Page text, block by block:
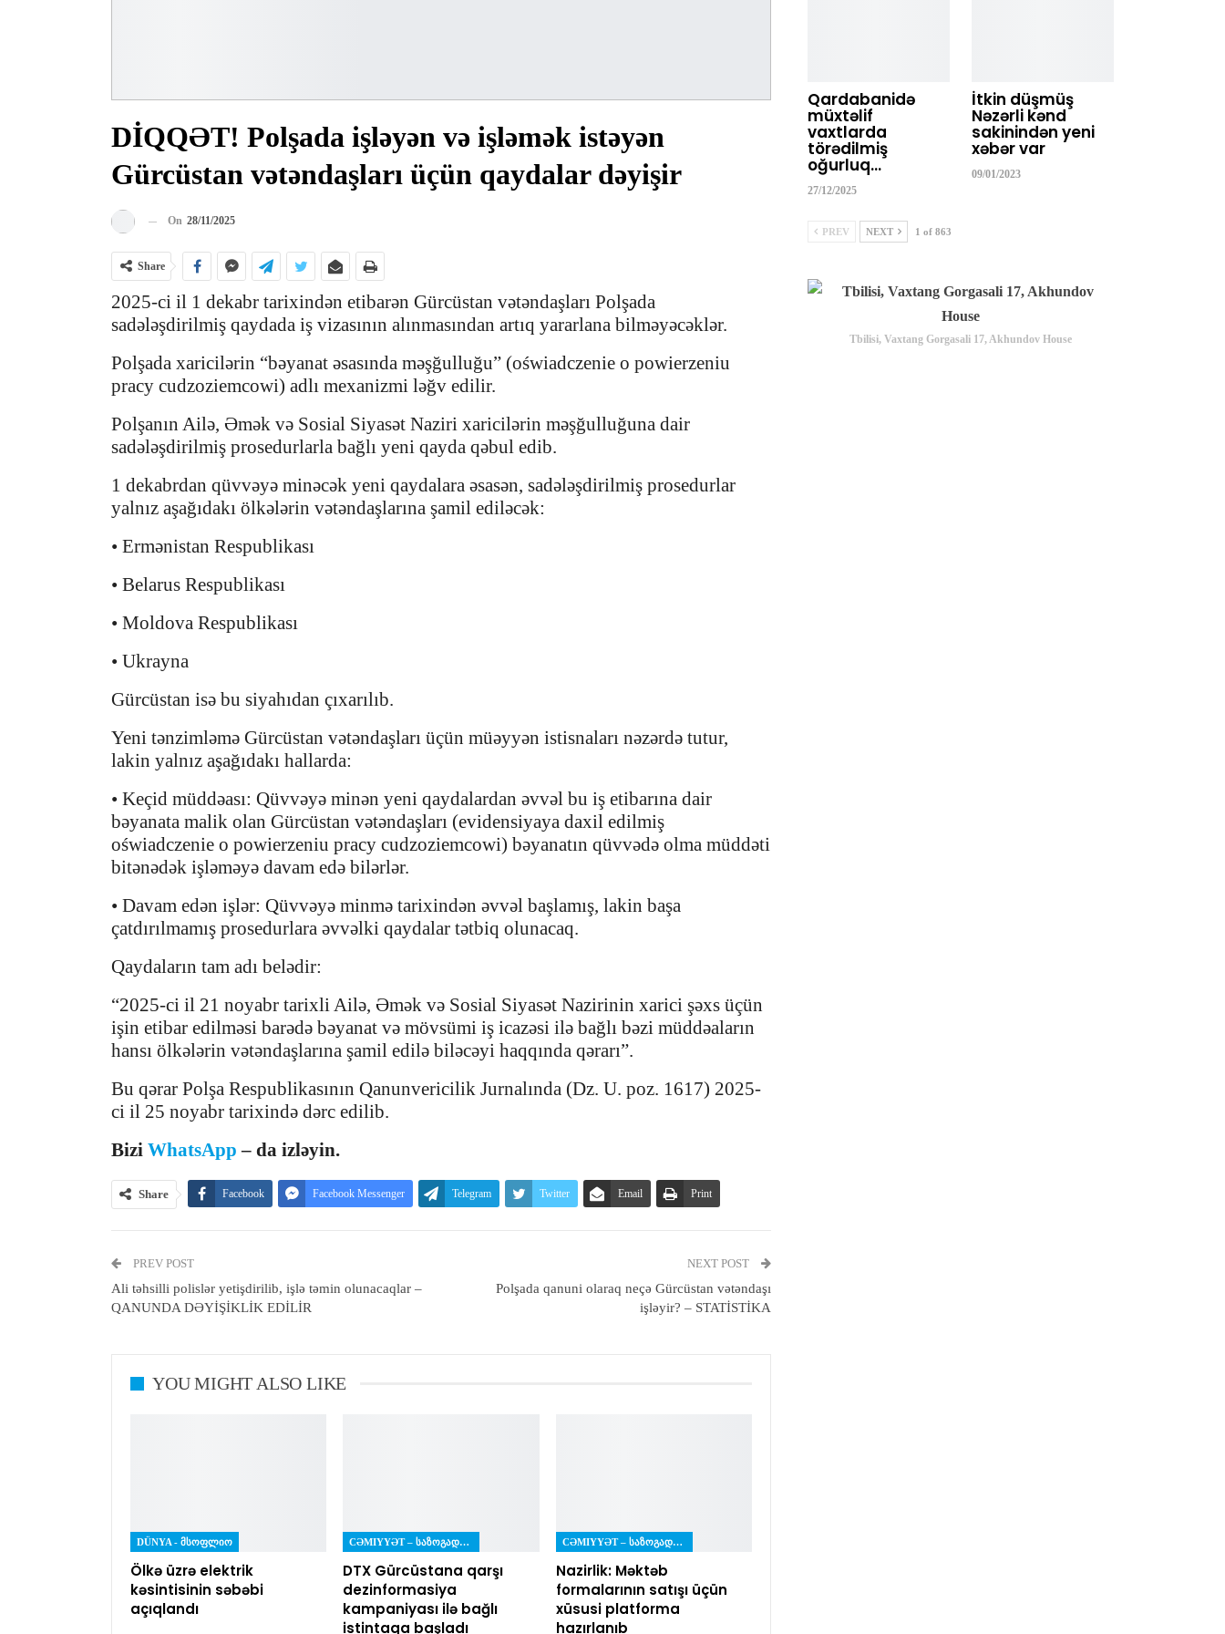
DİQQƏT! Polşada işləyən və işləmək istəyən
Gürcüstan vətəndaşları üçün qaydalar dəyişir
On 28/11/2025
Share
2025-ci il 1 dekabr tarixindən etibarən Gürcüstan vətəndaşları Polşada
sadələşdirilmiş qaydada iş vizasının alınmasından artıq yararlana bilməyəcəklər.
Polşada xaricilərin “bəyanat əsasında məşğulluğu” (oświadczenie o powierzeniu
pracy cudzoziemcowi) adlı mexanizmi ləğv edilir.
Polşanın Ailə, Əmək və Sosial Siyasət Naziri xaricilərin məşğulluğuna dair
sadələşdirilmiş prosedurlarla bağlı yeni qayda qəbul edib.
1 dekabrdan qüvvəyə minəcək yeni qaydalara əsasən, sadələşdirilmiş prosedurlar
yalnız aşağıdakı ölkələrin vətəndaşlarına şamil ediləcək:
• Ermənistan Respublikası
• Belarus Respublikası
• Moldova Respublikası
• Ukrayna
Gürcüstan isə bu siyahıdan çıxarılıb.
Yeni tənzimləmə Gürcüstan vətəndaşları üçün müəyyən istisnaları nəzərdə tutur,
lakin yalnız aşağıdakı hallarda:
• Keçid müddəası: Qüvvəyə minən yeni qaydalardan əvvəl bu iş etibarına dair
bəyanata malik olan Gürcüstan vətəndaşları (evidensiyaya daxil edilmiş
oświadczenie o powierzeniu pracy cudzoziemcowi) bəyanatın qüvvədə olma müddəti
bitənədək işləməyə davam edə bilərlər.
• Davam edən işlər: Qüvvəyə minmə tarixindən əvvəl başlamış, lakin başa
çatdırılmamış prosedurlara əvvəlki qaydalar tətbiq olunacaq.
Qaydaların tam adı belədir:
“2025-ci il 21 noyabr tarixli Ailə, Əmək və Sosial Siyasət Nazirinin xarici şəxs üçün
işin etibar edilməsi barədə bəyanat və mövsümi iş icazəsi ilə bağlı bəzi müddəaların
hansı ölkələrin vətəndaşlarına şamil edilə biləcəyi haqqında qərarı”.
Bu qərar Polşa Respublikasının Qanunvericilik Jurnalında (Dz. U. poz. 1617) 2025-
ci il 25 noyabr tarixində dərc edilib.
Bizi WhatsApp – da izləyin.
Share Facebook Facebook Messenger Telegram Twitter Email Print
PREV POST
Ali təhsilli polislər yetişdirilib, işlə təmin olunacaqlar –
QANUNDA DƏYİŞİKLİK EDİLİR
NEXT POST
Polşada qanuni olaraq neçə Gürcüstan vətəndaşı
işləyir? – STATİSTİKA
YOU MIGHT ALSO LIKE
DÜNYA - ᲛᲡᲝᲤᲚᲘᲝ
Ölkə üzrə elektrik
kəsintisinin səbəbi
açıqlandı
CƏMIYYƏT – ᲡᲐᲖᲝᲒᲐᲓᲝᲔᲑᲐ
DTX Gürcüstana qarşı
dezinformasiya
kampaniyası ilə bağlı
istintaqa başladı
CƏMIYYƏT – ᲡᲐᲖᲝᲒᲐᲓᲝᲔᲑᲐ
Nazirlik: Məktəb
formalarının satışı üçün
xüsusi platforma
hazırlanıb
Qardabanidə
müxtəlif
vaxtlarda
törədilmiş
oğurluq…
27/12/2025
İtkin düşmüş
Nəzərli kənd
sakinindən yeni
xəbər var
09/01/2023
PREV NEXT 1 of 863
Tbilisi, Vaxtang Gorgasali 17, Akhundov House